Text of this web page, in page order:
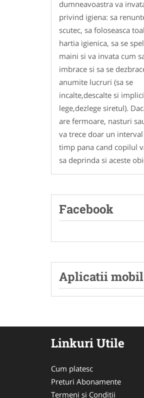
dumneavoastra va
privind igiena: sa
scutec, sa foloseasca
hartia igienica, sa se
maini si va invata cum
imbrace si sa se
anumite lucruri (sa se
incalte,descalte si
lege,dezlege siretul).
are fermoare, nasturi
va trece doar un
timp pana cand copilul
sa deprinda si aceste
Facebook
Aplicatii mobil
Linkuri Utile
Cum platesc
Preturi Abonamente
Termeni si Conditii